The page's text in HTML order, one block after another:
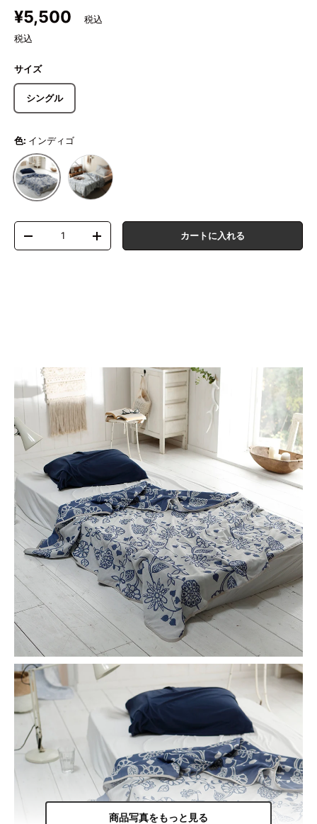
定価
¥5,500
税込
サイズ
シングル
色: インディゴ
インディゴ グレイ
数量
数量を減らす
数量を増やす カートに入れる
商品写真をもっと見る